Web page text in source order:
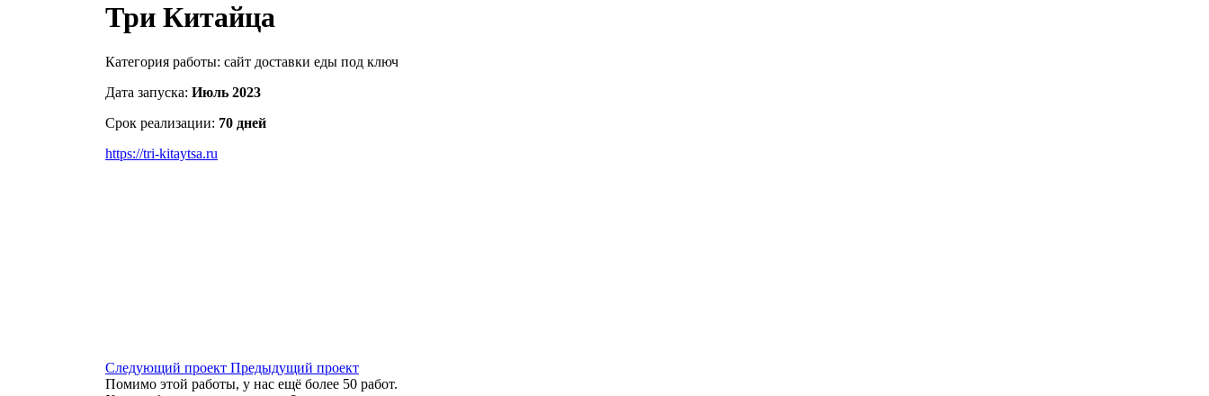
Три Китайца
Категория работы: сайт доставки еды под ключ
Дата запуска: Июль 2023
Срок реализации: 70 дней
https://tri-kitaytsa.ru
Следующий проект Предыдущий проект
Помимо этой работы, у нас ещё более 50 работ.